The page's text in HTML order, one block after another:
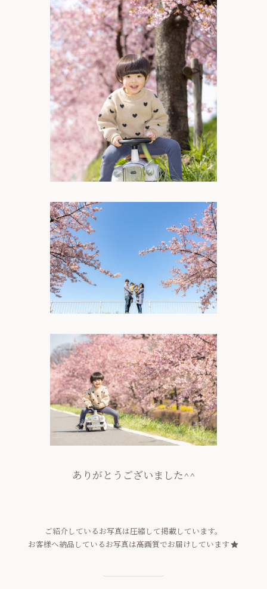
ありがとうございました^^
ご紹介しているお写真は圧縮して掲載しています。
お客様へ納品しているお写真は高画質でお届けしています